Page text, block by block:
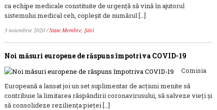
ca echipe medicale constituite de urgență să vină în ajutorul
sistemului medical ceh, copleșit de numărul […]
3 noiembrie 2020/State Membre, Știri
Noi măsuri europene de răspuns împotriva COVID-19
Comisia
Europeană a lansat joi un set suplimentar de acțiuni menite să
contribuie la limitarea răspândirii coronavirusului, să salveze vieți și
să consolideze reziliența pieței […]